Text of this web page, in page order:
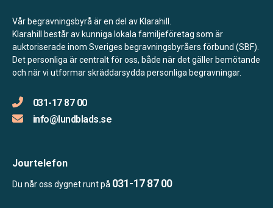
Vår begravningsbyrå är en del av Klarahill.
Klarahill består av kunniga lokala familjeföretag som är
auktoriserade inom Sveriges begravningsbyråers förbund (SBF).
Det personliga är centralt för oss, både när det gäller bemötande
och när vi utformar skräddarsydda personliga begravningar.
031-17 87 00
info@lundblads.se
Jourtelefon
Du når oss dygnet runt på 031-17 87 00